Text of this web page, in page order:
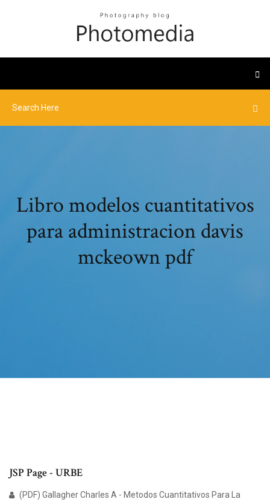
Libro modelos cuantitativos
para administracion davis
mckeown pdf
JSP Page - URBE
(PDF) Gallagher Charles A - Metodos Cuantitativos Para La